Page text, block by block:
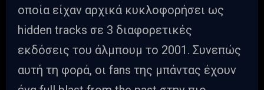
οποία είχαν αρχικά κυκλοφορήσει ως
hidden tracks σε 3 διαφορετικές
εκδόσεις του άλμπουμ το 2001. Συνεπώς
αυτή τη φορά, οι fans της μπάντας έχουν